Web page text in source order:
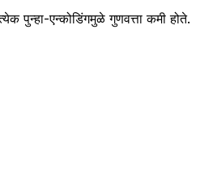
एन्कोडिंगमुळे गुणवत्ता कमी होते.